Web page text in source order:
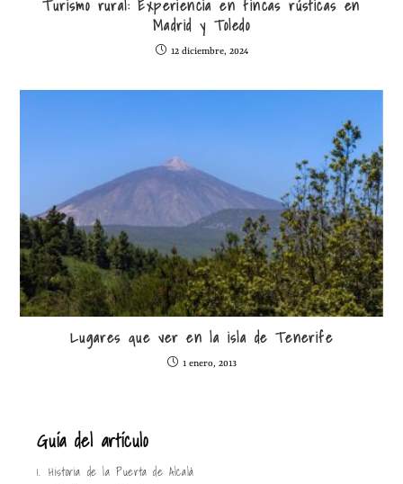
Turismo rural: Experiencia en fincas rústicas en
Madrid y Toledo
12 diciembre, 2024
Lugares que ver en la isla de Tenerife
1 enero, 2013
Guía del artículo
1. Historia de la Puerta de Alcalá